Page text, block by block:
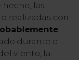
las
realizadas con
durante el
viento, la